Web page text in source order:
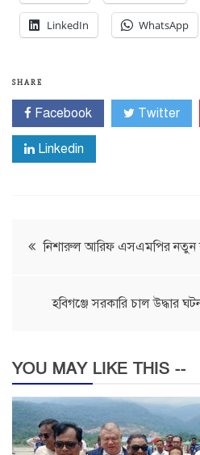
LinkedIn WhatsApp
SHARE
Facebook Twitter
Linkedin
Post
নিশারুল আরিফ এসএমপির নতুন
হবিগঞ্জে সরকারি চাল উদ্ধার
YOU MAY LIKE THIS --